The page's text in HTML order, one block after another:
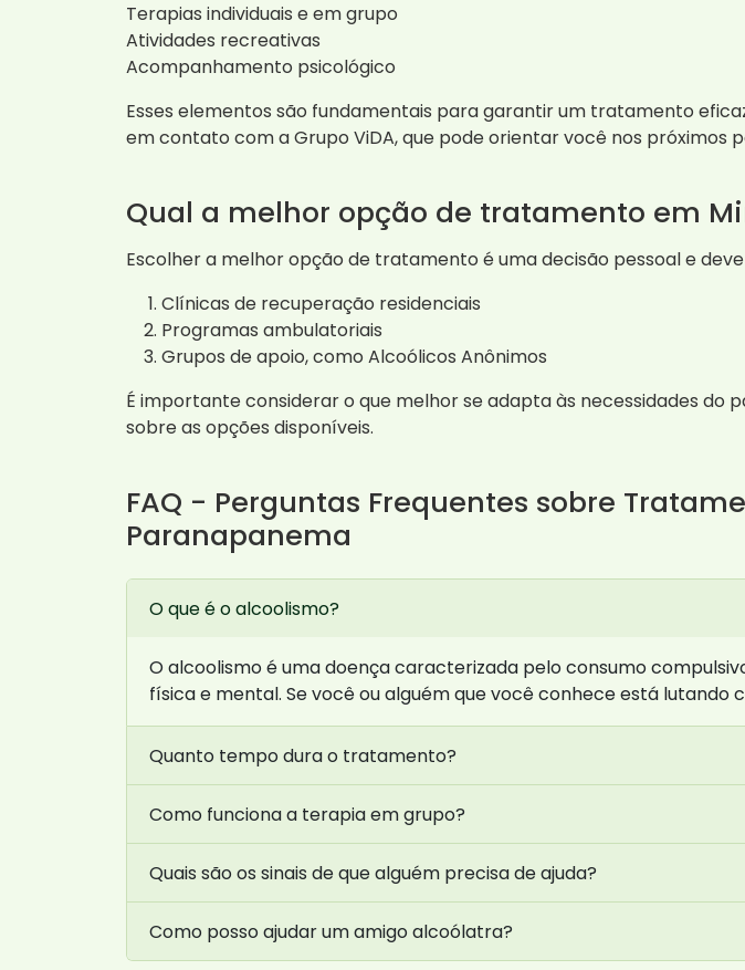
Terapias individuais e em grupo
Atividades recreativas
Acompanhamento psicológico
Esses elementos são fundamentais para garantir um tratamento
em contato com a Grupo ViDA, que pode orientar você nos próximos
Qual a melhor opção de tratamento em
Escolher a melhor opção de tratamento é uma decisão pessoal e
Clínicas de recuperação residenciais
Programas ambulatoriais
Grupos de apoio, como Alcoólicos Anônimos
É importante considerar o que melhor se adapta às necessidades
sobre as opções disponíveis.
FAQ - Perguntas Frequentes sobre
Paranapanema
O que é o alcoolismo?
O alcoolismo é uma doença caracterizada pelo consumo
física e mental. Se você ou alguém que você conhece está lutando
Quanto tempo dura o tratamento?
Como funciona a terapia em grupo?
Quais são os sinais de que alguém precisa de ajuda?
Como posso ajudar um amigo alcoólatra?